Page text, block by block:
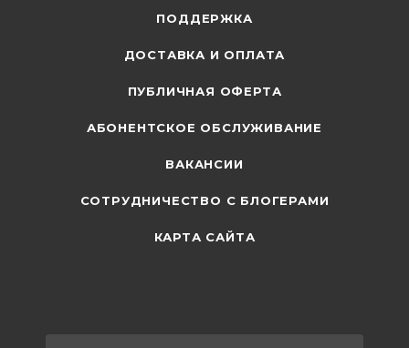
ПОДДЕРЖКА
ДОСТАВКА И ОПЛАТА
ПУБЛИЧНАЯ ОФЕРТА
АБОНЕНТСКОЕ ОБСЛУЖИВАНИЕ
ВАКАНСИИ
СОТРУДНИЧЕСТВО С БЛОГЕРАМИ
КАРТА САЙТА